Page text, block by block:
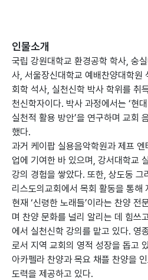
인물소개
국립 강원대학교 환경공학 학사, 숭
사, 서울장신대학교 예배찬양대학원
회학 석사, 실천신학 박사 학위를 취
천신학자이다. 박사 과정에서는 ‘현
실천적 활용 방안’을 연구하며 교회
했다.
과거 케이팝 실용음악학원과 제프
업에 기여한 바 있으며, 강서대학교
강의 경험을 쌓았다. 또한, 상도동 그
리스도의교회에서 목회 활동을 통해
현재 ‘신령한 노래들’이라는 찬양 전
며 찬양 문화를 널리 알리는 데 힘쓰
에서 실천신학 강의를 맡고 있다. 영
로서 지역 교회의 영적 성장을 돕고
아카펠라 찬양과 목요 채플 찬양을
도력을 제공하고 있다.